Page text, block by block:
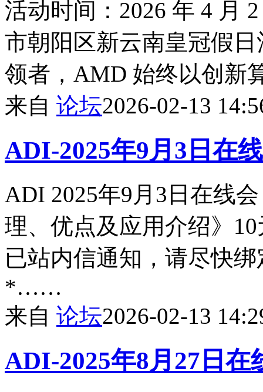
活动时间：2026 年 4 月
市朝阳区新云南皇冠假
领者，AMD 始终以创
来自 论坛2026-02-13
ADI-2025年9月3日在
ADI 2025年9月3日在线
理、优点及应用介绍》
已站内信通知，请尽快
*……
来自 论坛2026-02-13
ADI-2025年8月27日在